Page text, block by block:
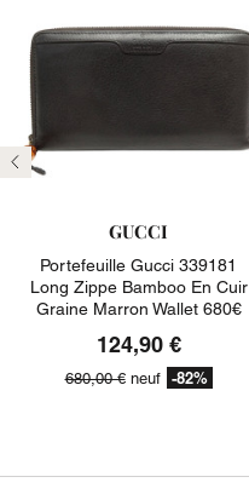
Précédent
GUCCI
Portefeuille Gucci 339181
Long Zippe Bamboo En Cuir
Graine Marron Wallet 680€
124,90 €
680,00 €neuf -82%